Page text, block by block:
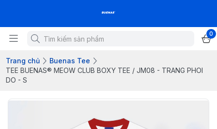
0
Trang chủ
Buenas Tee
TEE BUENAS® MEOW CLUB BOXY TEE / JM08 - TRANG PHOI
DO - S